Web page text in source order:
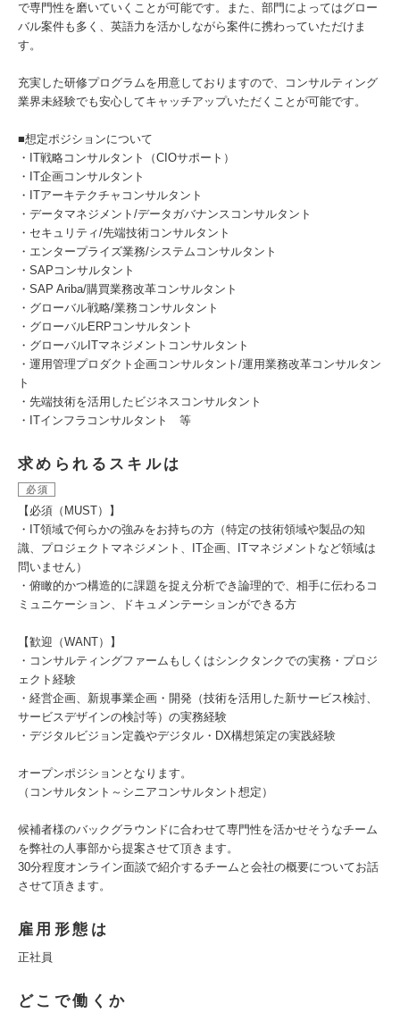
で専門性を磨いていくことが可能です。また、部門によってはグロー
バル案件も多く、英語力を活かしながら案件に携わっていただけま
す。
充実した研修プログラムを用意しておりますので、コンサルティング
業界未経験でも安心してキャッチアップいただくことが可能です。
■想定ポジションについて
・IT戦略コンサルタント（CIOサポート）
・IT企画コンサルタント
・ITアーキテクチャコンサルタント
・データマネジメント/データガバナンスコンサルタント
・セキュリティ/先端技術コンサルタント
・エンタープライズ業務/システムコンサルタント
・SAPコンサルタント
・SAP Ariba/購買業務改革コンサルタント
・グローバル戦略/業務コンサルタント
・グローバルERPコンサルタント
・グローバルITマネジメントコンサルタント
・運用管理プロダクト企画コンサルタント/運用業務改革コンサルタン
ト
・先端技術を活用したビジネスコンサルタント
・ITインフラコンサルタント 等
求められるスキルは
必須
【必須（MUST）】
・IT領域で何らかの強みをお持ちの方（特定の技術領域や製品の知
識、プロジェクトマネジメント、IT企画、ITマネジメントなど領域は
問いません）
・俯瞰的かつ構造的に課題を捉え分析でき論理的で、相手に伝わるコ
ミュニケーション、ドキュメンテーションができる方
【歓迎（WANT）】
・コンサルティングファームもしくはシンクタンクでの実務・プロジ
ェクト経験
・経営企画、新規事業企画・開発（技術を活用した新サービス検討、
サービスデザインの検討等）の実務経験
・デジタルビジョン定義やデジタル・DX構想策定の実践経験
オープンポジションとなります。
（コンサルタント～シニアコンサルタント想定）
候補者様のバックグラウンドに合わせて専門性を活かせそうなチーム
を弊社の人事部から提案させて頂きます。
30分程度オンライン面談で紹介するチームと会社の概要についてお話
させて頂きます。
雇用形態は
正社員
どこで働くか